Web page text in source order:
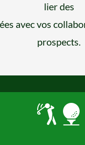
lier des
avec vos
prospects.